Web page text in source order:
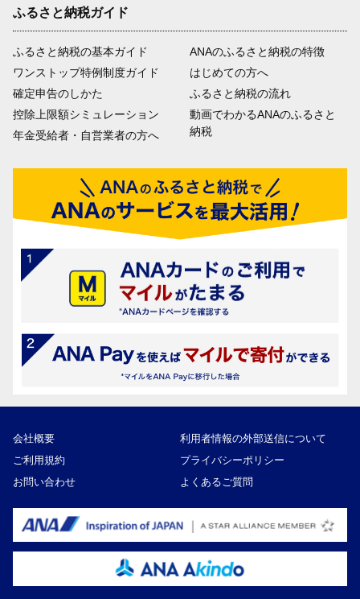
ふるさと納税ガイド
ふるさと納税の基本ガイド
ワンストップ特例制度ガイド
確定申告のしかた
控除上限額シミュレーション
年金受給者・自営業者の方へ
ANAのふるさと納税の特徴
はじめての方へ
ふるさと納税の流れ
動画でわかるANAのふるさと
納税
会社概要
利用者情報の外部送信について
ご利用規約
プライバシーポリシー
お問い合わせ
よくあるご質問